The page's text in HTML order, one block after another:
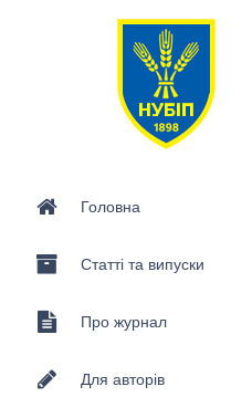
Головна
Статті та випуски
Про журнал
Для авторів